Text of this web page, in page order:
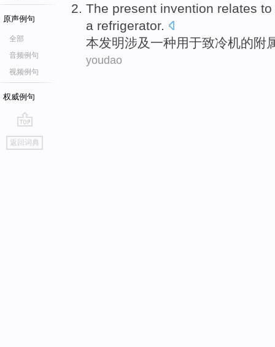
原声例句
全部
音频例句
视频例句
权威例句
go
top
返回词典
The present invention relates
a refrigerator.
本发明涉及 一种用于致冷机的附
youdao